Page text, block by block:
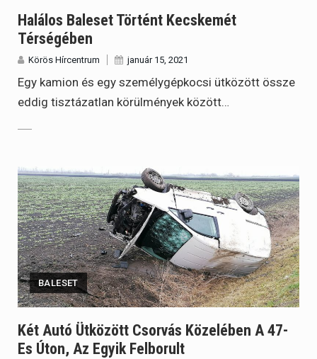
Halálos Baleset Történt Kecskemét
Térségében
Körös Hírcentrum január 15, 2021
Egy kamion és egy személygépkocsi ütközött össze
eddig tisztázatlan körülmények között…
BALESET
Két Autó Ütközött Csorvás Közelében A 47-
Es Úton, Az Egyik Felborult